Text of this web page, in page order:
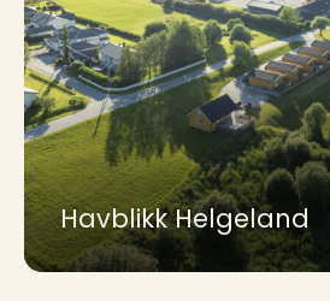
Havblikk Helgeland